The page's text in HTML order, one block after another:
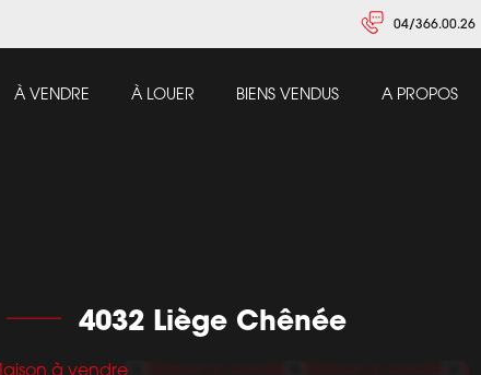
04/366.00.26
À VENDRE À LOUER BIENS VENDUS A PROPOS
4032 Liège Chênée